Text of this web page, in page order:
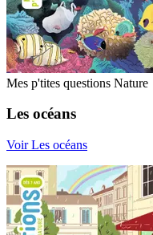
Mes p'tites questions Nature
Les océans
Voir Les océans